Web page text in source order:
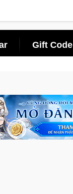
Gift Code